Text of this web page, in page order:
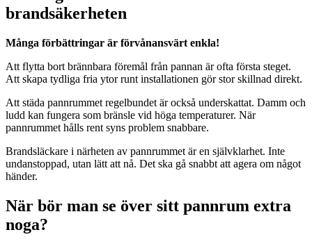
brandsäkerheten
Många förbättringar är förvånansvärt enkla!
Att flytta bort brännbara föremål från pannan är ofta första steget.
Att skapa tydliga fria ytor runt installationen gör stor skillnad direkt.
Att städa pannrummet regelbundet är också underskattat. Damm och
ludd kan fungera som bränsle vid höga temperaturer. När
pannrummet hålls rent syns problem snabbare.
Brandsläckare i närheten av pannrummet är en självklarhet. Inte
undanstoppad, utan lätt att nå. Det ska gå snabbt att agera om något
händer.
När bör man se över sitt pannrum extra
noga?